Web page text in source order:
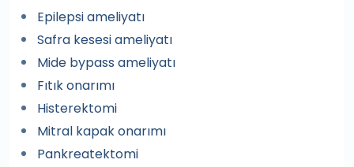
Epilepsi ameliyatı
Safra kesesi ameliyatı
Mide bypass ameliyatı
Fıtık onarımı
Histerektomi
Mitral kapak onarımı
Pankreatektomi